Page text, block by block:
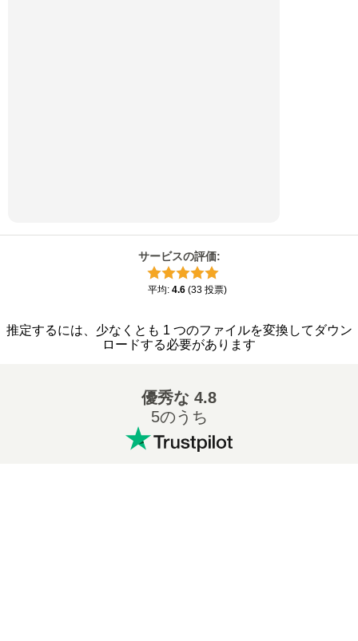
サービスの評価:
平均: 4.6 (33 投票)
推定するには、少なくとも 1 つのファイルを変換してダウン
ロードする必要があります
優秀な 4.8
5のうち